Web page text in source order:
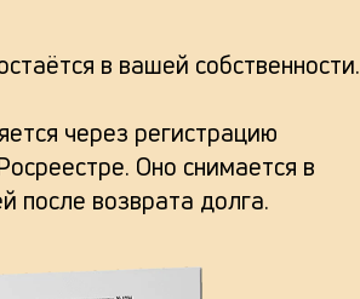
в вашей собственности.
через регистрацию
Оно снимается в
после возврата долга.